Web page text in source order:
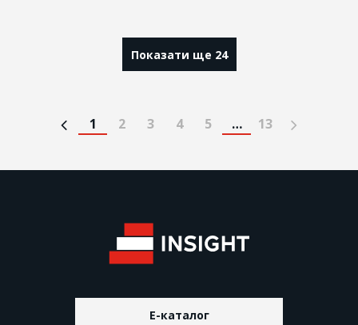
Показати ще 24
1 2 3 4 5 … 13
E-каталог